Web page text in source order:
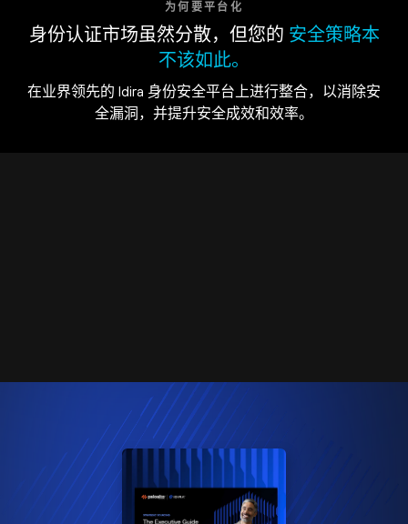
为何要平台化
身份认证市场虽然分散，但您的 安全策略本
不该如此。
在业界领先的 Idira 身份安全平台上进行整合，以消除安
全漏洞，并提升安全成效和效率。